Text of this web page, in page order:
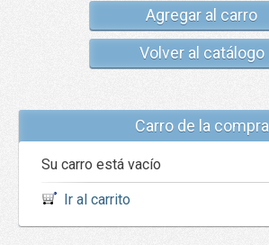
Agregar al carro
Volver al catálogo
Carro de la compra
Su carro está vacío
Ir al carrito